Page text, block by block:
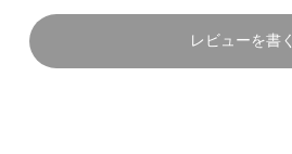
レビューを書く